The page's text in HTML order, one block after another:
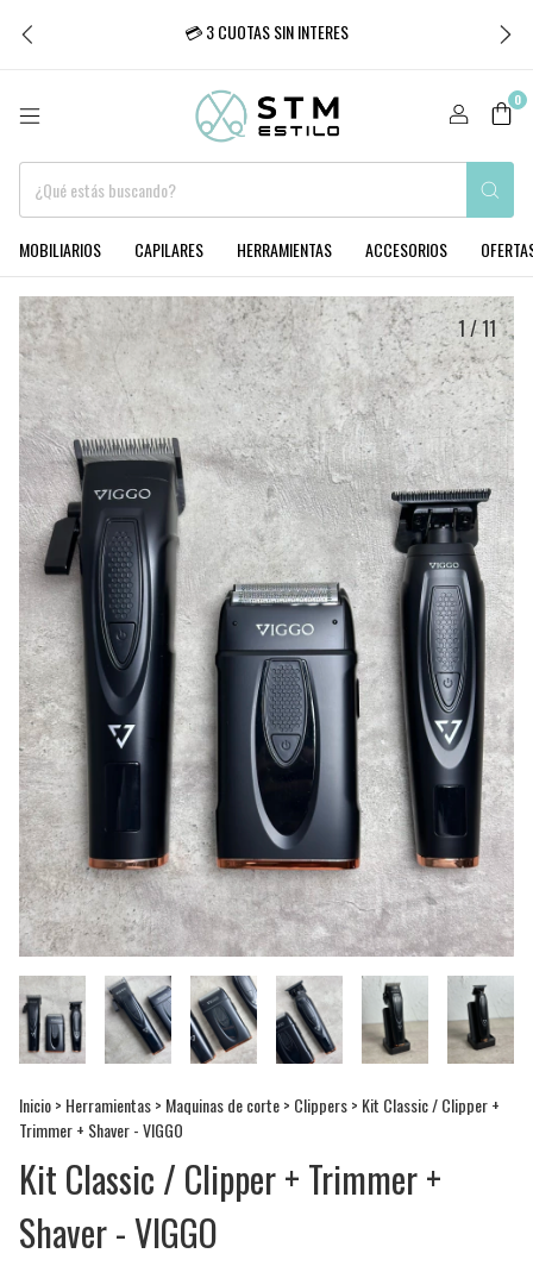
💳 3 CUOTAS SIN INTERES
0
MOBILIARIOS CAPILARES HERRAMIENTAS ACCESORIOS
1/11
Inicio> Herramientas> Maquinas de corte> Clippers> Kit Classic / Clipper +
Trimmer + Shaver - VIGGO
Kit Classic / Clipper + Trimmer +
Shaver - VIGGO